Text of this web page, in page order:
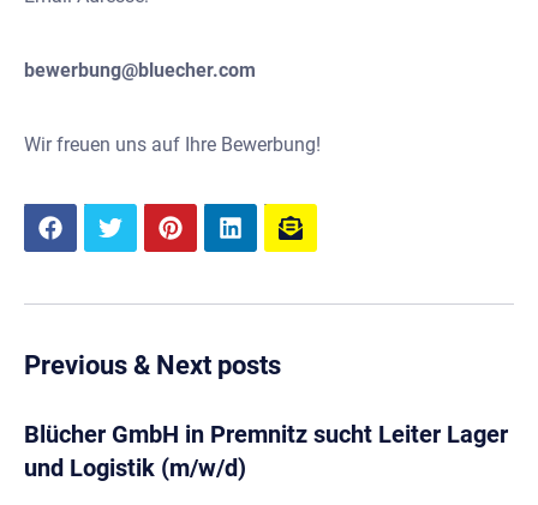
bewerbung@bluecher.com
Wir freuen uns auf Ihre Bewerbung!
Previous & Next posts
Blücher GmbH in Premnitz sucht Leiter Lager
und Logistik (m/w/d)